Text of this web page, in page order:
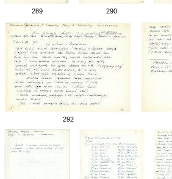
289 290
292